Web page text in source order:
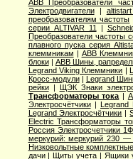
ABB Преобразователи
Электродвигатели|
преобразователям частоты
серии ALTIVAR 11
|
Преобразователи частоты
плавного пуска серия
клеммникам | ABB
блоки| ABB Шины,
Legrand Viking Клеммники |
Кросс-модули| Legrand
рейки| ЩЭК Знаки
Трансформаторы тока |
Электросчётчики| Legrand
Legrand Электросчётчики |
Electric Трансформаторы
Россия Электросчетчики
меркурий: меркурий 230 —
Низковольтные
дачи|Щиты учета |Ящики